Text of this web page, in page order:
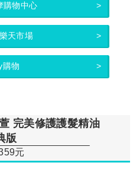
購物中心
天市場
購物
完美修護護髮精油
版
元